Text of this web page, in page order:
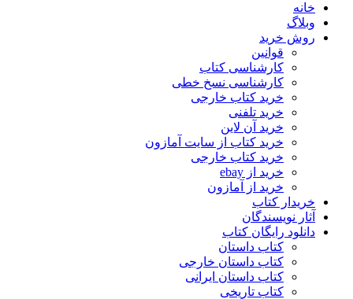
خانه
وبلاگ
روش خرید
قوانین
کارشناسی کتاب
کارشناسی نسخ خطی
خرید کتاب خارجی
خرید تلفنی
خرید آن لاین
خرید کتاب از سایت آمازون
خرید کتاب خارجی
خرید از ebay
خرید از آمازون
خریدار کتاب
آثار نویسندگان
دانلود رایگان کتاب
کتاب داستان
کتاب داستان خارجی
کتاب داستان ایرانی
کتاب تاریخی